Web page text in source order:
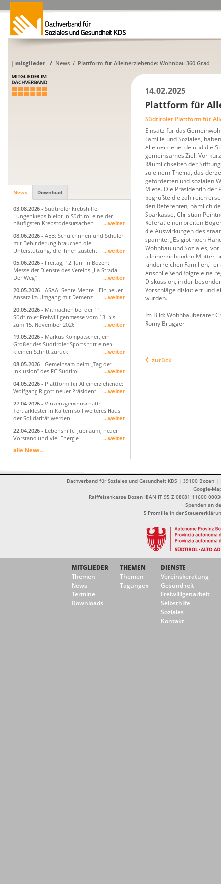
| mitglieder/ News/ Plattform für Alleinerziehende: Wohnbau 360 Grad
News Download
03.08.2026 - Südtiroler Krebshilfe:
Lungenkrebs bleibt in Südtirol eine der
häufigsten Krebstodesursachen
...weiter
08.06.2026 - AEB: Schülerinnen und Schüler
mit Behinderung brauchen die
Unterstützung, die ihnen zusteht
...weiter
05.06.2026 - Freitag, 12. Juni in Bozen:
Messe der Dienste des Vereins „La Strada-
Der Weg“
...weiter
20.05.2026 - ASAA: Sente-Mente - Ein neuer
Ansatz im Umgang mit Demenz
...weiter
20.05.2026 - Mitmachen bei der 11.
Südtiroler Freiwilligenmesse vom 13. bis
zum 15. November 2026
...weiter
19.05.2026 - Markus Kompatscher, ein
Großer des Südtiroler Sports tritt einen
kleinen Schritt zurück
...weiter
08.05.2026 - Gemeinsam beim „Tag der
Inklusion“ des FC Südtirol
...weiter
04.05.2026 - Plattform für Alleinerziehende:
Wolfgang Rigott neuer Präsident
...weiter
27.04.2026 - Vinzenzgemeinschaft:
Tertiarkloster in Kaltern soll weiteres Haus
der Solidarität werden
...weiter
22.04.2026 - Lebenshilfe: Jubiläum, neuer
Vorstand und viel Energie
...weiter
alle News...
14.02.2025
Plattform für
Südtiroler Plattform für
Einsatz für das
Familie und Soziales,
Alleinerziehende und die
gemeinsames Ziel. Vor
Räumlichkeiten der
zu einem Thema, das
geförderten und sozialen
Miete. Die Präsidentin der
begrüßte die zahlreich
den Referenten, nämlich
Sparkasse, Christian
Referat einen breiten
die Auswirkungen des
spannte. „Es gibt noch
Wohnbau und Soziales,
alleinerziehenden Mütter
kinderreichen Familien,"
Anschließend folgte eine
Diskussion, in der
Vorschläge diskutiert und
wurden.
Im Bild: Wohnbauberater
Romy Brugger
zurück
Dachverband für Soziales und Gesundheit KDS | 39100
Google-
Raiffeisenkasse Bozen IBAN IT 95 Z 08081 11600
Spenden an
5 Promille in der
MITGLIEDER
Themen
News
Termine
Downloads
THEMEN
Themen
Tagungen
DIENSTE
Vereinsberatung
Gesundheit
Freiwilligenarbeit
Selbsthilfe
Soziales
Kontakt